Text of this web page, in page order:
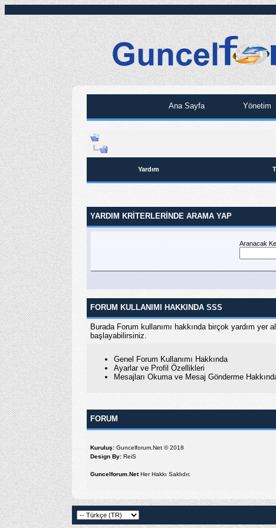
Ana Sayfa Yönetim
Yardım
YARDIM KRITERLERINDE ARAMA YAP
Aranacak
FORUM KULLANIMI HAKKINDA SSS
Burada Forum kullanımı hakkında birçok yardım yer
başlayabilirsiniz.
Genel Forum Kullanımı Hakkında
Ayarlar ve Profil Özellikleri
Mesajları Okuma ve Mesaj Gönderme
FORUM
Kuruluş: Guncelforum.Net © 2018
Design By: ReiS
Guncelforum.NetHer Hakkı Saklıdır.